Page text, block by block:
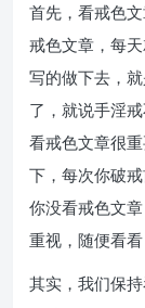
首先，看戒色
戒色文章，每
写的做下去，
了，就说手淫
看戒色文章很
下，每次你破
你没看戒色文
重视，随便看
其实，我们保